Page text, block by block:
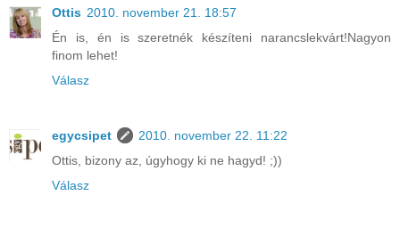
Ottis 2010. november 21. 18:57
Én is, én is szeretnék készíteni narancslekvárt!Nagyon
finom lehet!
Válasz
egycsipet
2010. november 22. 11:22
Ottis, bizony az, úgyhogy ki ne hagyd! ;))
Válasz